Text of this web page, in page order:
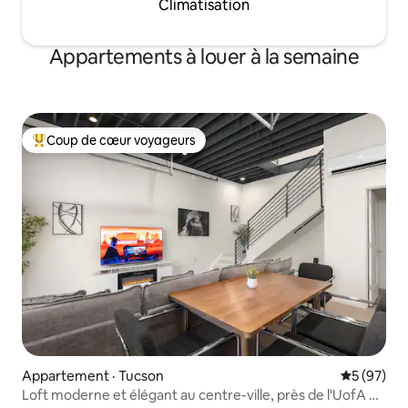
Climatisation
Appartements à louer à la semaine
Coup de cœur voyageurs parmi les plus aimés
Coup de cœur voyageurs
Appartement · Tucson Note
5 (97)
Loft moderne et élégant au centre-ville, près de l'UofA et